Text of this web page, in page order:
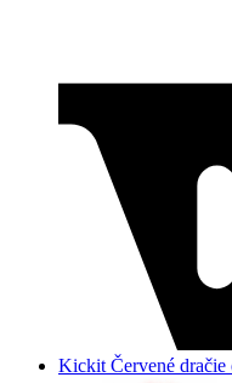
Kickit Červené dračie